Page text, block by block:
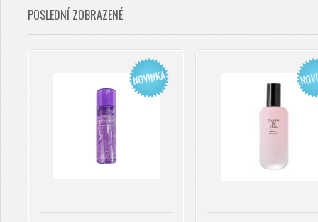
POSLEDNÍ ZOBRAZENÉ